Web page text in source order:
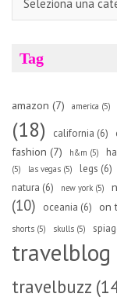
Tag
amazon (7) america (5)
(18)
california (6)
fashion (7) h&m (5)
(5)
las vegas (5) legs (6)
natura (6) new york (5)
(10)
oceania (6) on
shorts (5) skulls (5)
travelblog
travelbuzz